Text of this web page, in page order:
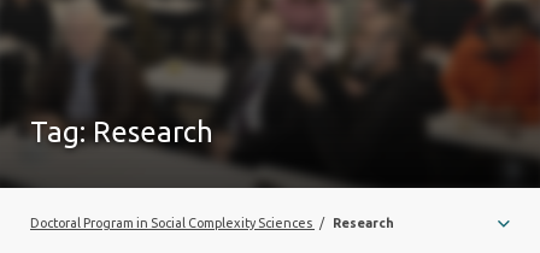
PEOPLE
RESEARCH
Tag: Research
Doctoral Program in Social Complexity Sciences / Research